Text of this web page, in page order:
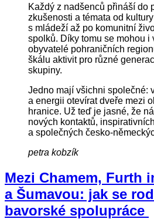
Každý z nadšenců přináší do
zkušenosti a témata od
s mládeží až po komunitní
spolků. Díky tomu se mohou i
obyvatelé pohraničních
škálu aktivit pro různé
skupiny.
Jedno mají všichni společné:
a energii otevírat dveře mezi
hranice. Už teď je jasné, že
nových kontaktů,
a společných česko-
petra kobzík
Mezi Chamem, Furth
a Šumavou: jak se
bavorské spolupráce